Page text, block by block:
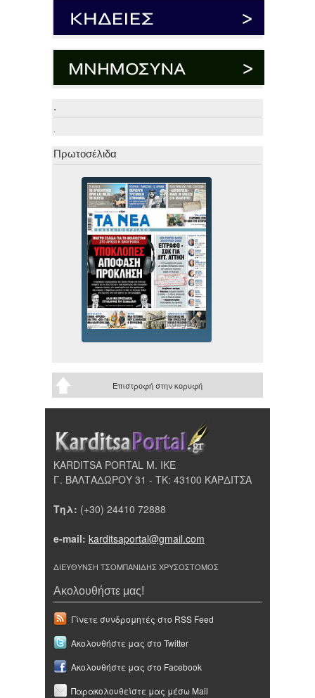
.
.
Πρωτοσέλιδα
Επιστροφή στην κορυφή
KARDITSA PORTAL Μ. ΙΚΕ
Γ. ΒΑΛΤΑΔΩΡΟΥ 31 - ΤΚ: 43100 ΚΑΡΔΙΤΣΑ
Τηλ: (+30) 24410 72888
e-mail: karditsaportal@gmail.com
ΔΙΕΥΘΥΝΣΗ ΤΣΟΜΠΑΝΙΔΗΣ ΧΡΥΣΟΣΤΟΜΟΣ
Ακολουθήστε μας!
Γίνετε συνδρομητές στο RSS Feed
Ακολουθήστε μας στο Twitter
Ακολουθήστε μας στο Facebook
Παρακολουθείστε μας μέσω Mail